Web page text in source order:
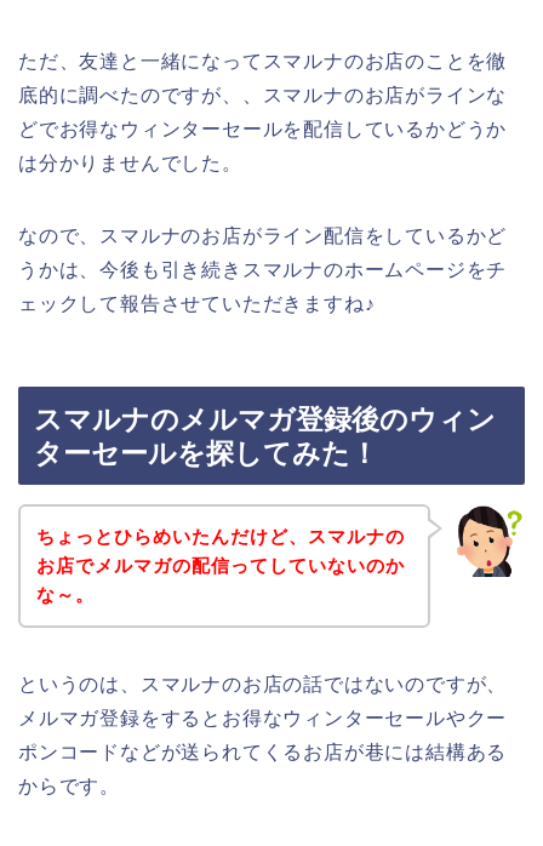
ただ、友達と一緒になってスマルナのお店のことを徹
底的に調べたのですが、、スマルナのお店がラインな
どでお得なウィンターセールを配信しているかどうか
は分かりませんでした。
なので、スマルナのお店がライン配信をしているかど
うかは、今後も引き続きスマルナのホームページをチ
ェックして報告させていただきますね♪
スマルナのメルマガ登録後のウィン
ターセールを探してみた！
ちょっとひらめいたんだけど、スマルナの
お店でメルマガの配信ってしていないのか
な～。
というのは、スマルナのお店の話ではないのですが、
メルマガ登録をするとお得なウィンターセールやクー
ポンコードなどが送られてくるお店が巷には結構ある
からです。